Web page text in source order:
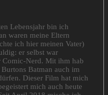
Lebensjahr bin ich
waren meine Eltern
ich hier meinen Vater)
er selbst war
Comic-Nerd. Mit ihm hab
Batman auch im
Dieser Film hat mich
mich auch heute